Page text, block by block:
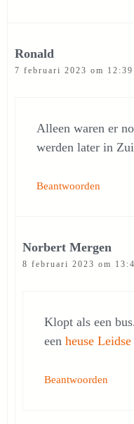
Ronald
7 februari 2023 om 12:39
Alleen waren er
werden later in
Beantwoorden
Norbert Mergen
8 februari 2023 om
Klopt als een
een heuse
Beantwoorden